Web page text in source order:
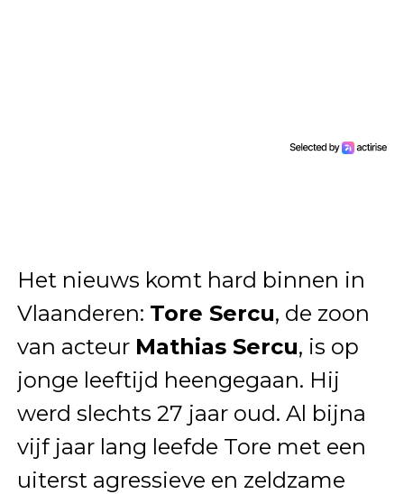
Het nieuws komt hard binnen in
Vlaanderen: Tore Sercu, de zoon
van acteur Mathias Sercu, is op
jonge leeftijd heengegaan. Hij
werd slechts 27 jaar oud. Al bijna
vijf jaar lang leefde Tore met een
uiterst agressieve en zeldzame